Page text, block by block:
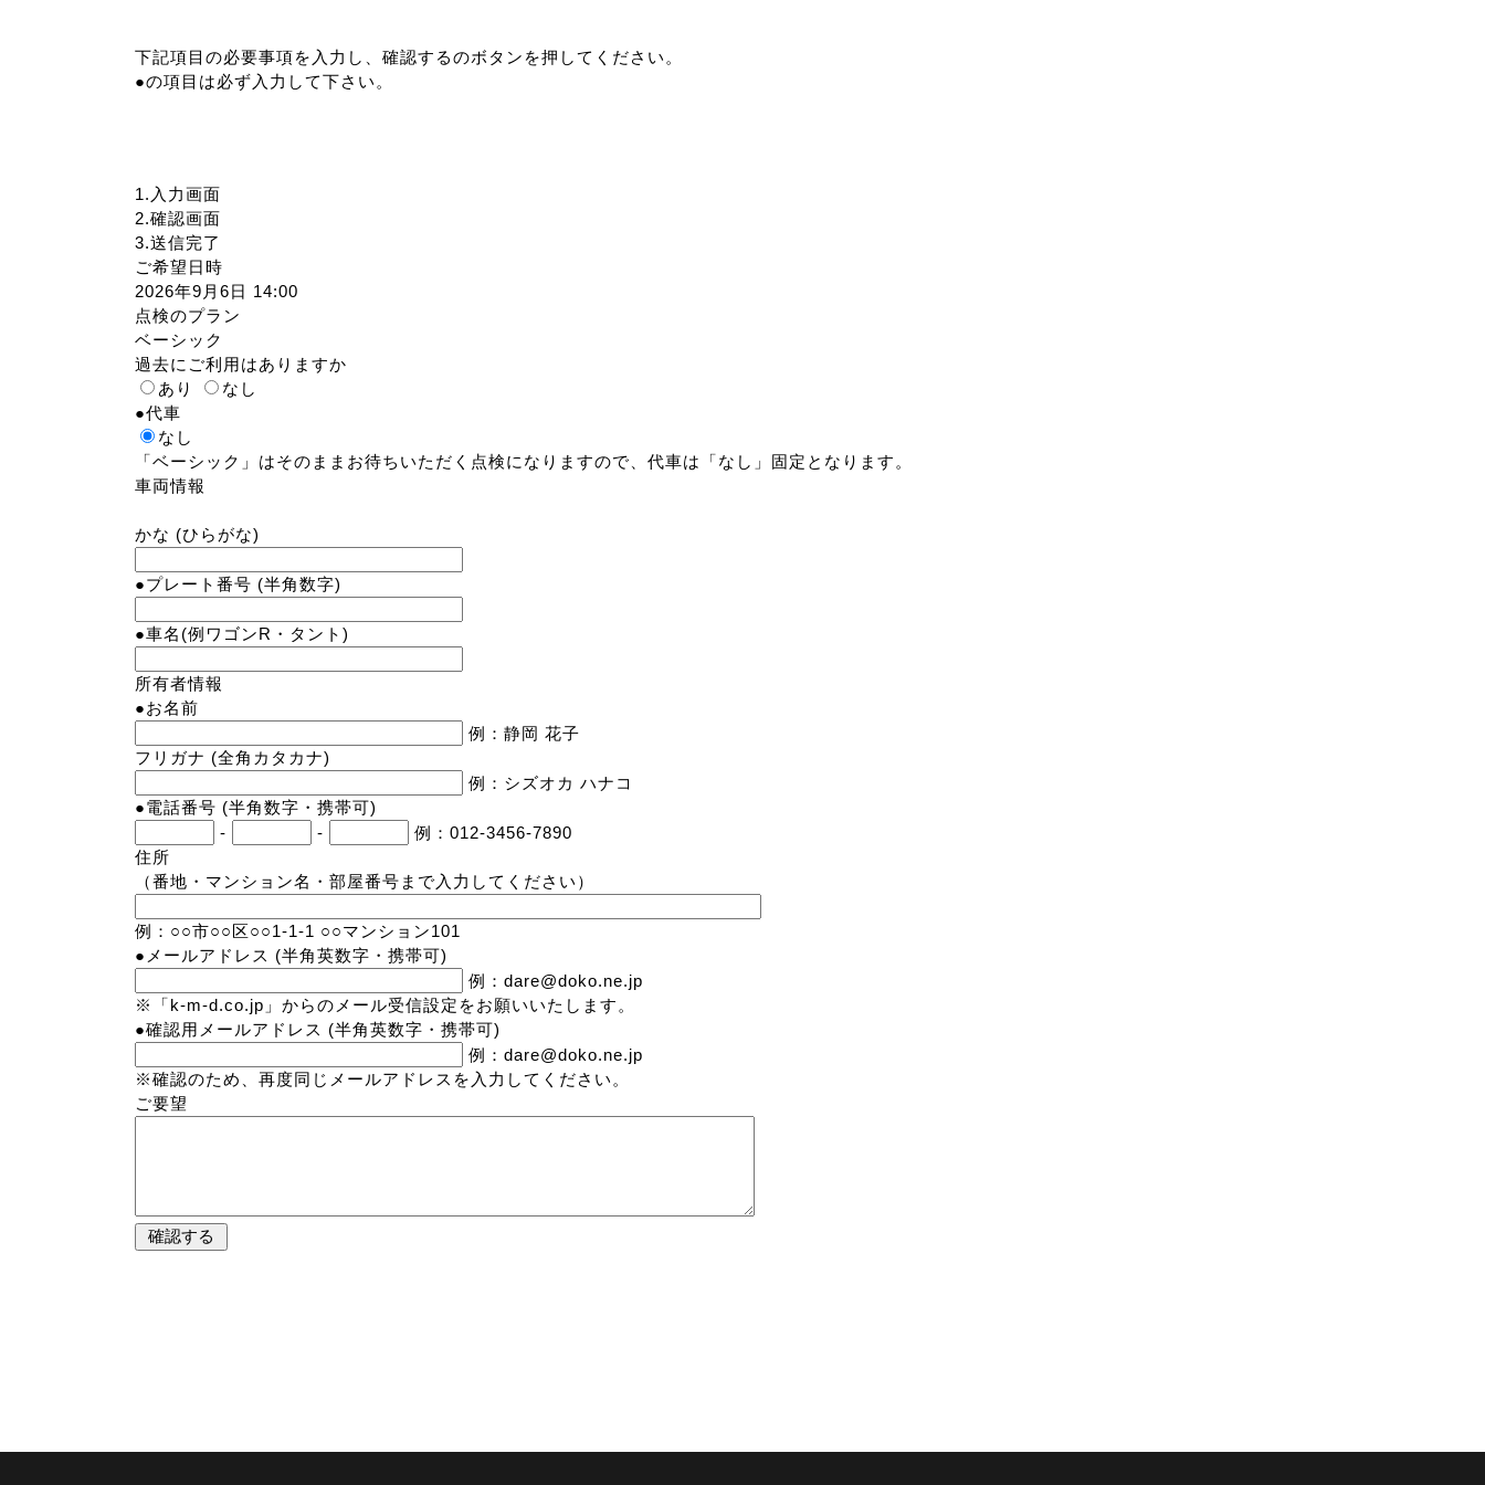
下記項目の必要事項を入力し、 確認するのボタンを押してください。
●の項目は必ず入力して下さい。
1.入力画面
2.確認画面
3.送信完了
ご希望日時
2026年9月6日 14:00
点検のプラン
ベーシック
過去にご利用はありますか
あり
なし
●代車
なし
「ベーシック」はそのままお待ちいただく点検になりますので、代車は「なし」固定となります。
車両情報
かな (ひらがな)
●プレート番号 (半角数字)
●車名 (例ワゴンR・タント)
所有者情報
●お名前
例：静岡 花子
フリガナ (全角カタカナ)
例：シズオカ ハナコ
●電話番号 (半角数字・携帯可)
-
-
例：012-3456-7890
住所
（番地・マンション名・部屋番号まで入力してください）
例：○○市○○区○○1-1-1 ○○マンション101
● メールアドレス (半角英数字・携帯可)
例：dare@doko.ne.jp
※「k-m-d.co.jp」からのメール受信設定をお願いいたします。
●確認用メールアドレス (半角英数字・携帯可)
例：dare@doko.ne.jp
※確認のため、再度同じメールアドレスを入力してください。
ご要望